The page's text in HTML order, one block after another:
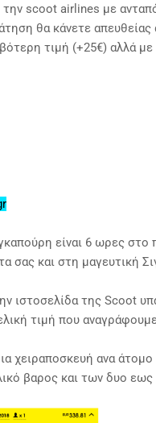
την scoot airlines με
θα κάνετε απευθείας
τιμή (+25€) αλλά
είναι 6 ωρες
σας και στη μαγευτική
ιστοσελίδα της Scoot
τιμή που
χειραποσκευή ανα άτομο
βαρος και των δυο εως